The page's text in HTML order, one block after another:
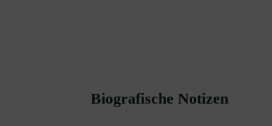
Biografische Notizen